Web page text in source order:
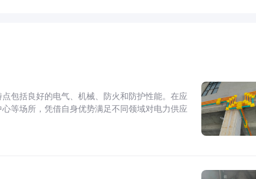
包括良好的电气、机械、防火和防护性能。在应
等场所，凭借自身优势满足不同领域对电力供应